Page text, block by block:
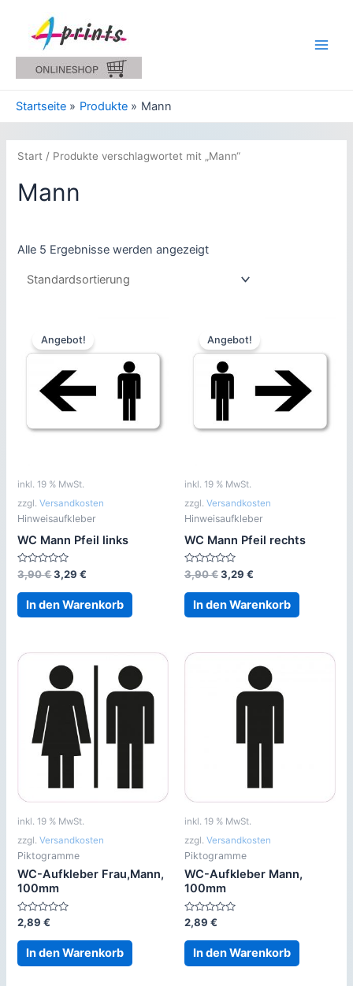
springen
Startseite Produkte Mann
Start / Produkte verschlagwortet mit „Mann“
Mann
Alle 5 Ergebnisse werden angezeigt
Angebot!
inkl. 19 % MwSt.
zzgl.Versandkosten
Hinweisaufkleber
WC Mann Pfeil links
Bewertet
mit
0
von
3,90€Ursprünglicher
war:
3,29€
ist:
3,29 €.
In den Warenkorb
Angebot!
inkl. 19 % MwSt.
zzgl. Versandkosten
Hinweisaufkleber
WC Mann Pfeil rechts
Bewertet
mit
0
von
3,90€Ursprünglicher
war:
3,29 €
ist:
3,29 €.
In den Warenkorb
inkl. 19 % MwSt.
zzgl.Versandkosten
Piktogramme
WC-Aufkleber Frau,Mann,
100mm
Bewertet
mit
0
von
2,89€
In den Warenkorb
inkl. 19 % MwSt.
zzgl. Versandkosten
Piktogramme
WC-Aufkleber Mann,
100mm
Bewertet
mit
0
von
2,89 €
In den Warenkorb